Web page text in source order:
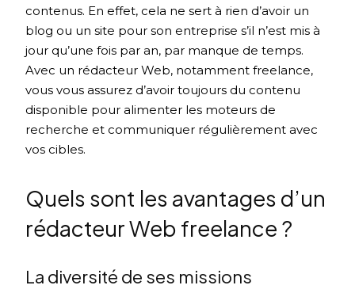
contenus. En effet, cela ne sert à rien d’avoir un
blog ou un site pour son entreprise s’il n’est mis à
jour qu’une fois par an, par manque de temps.
Avec un rédacteur Web, notamment freelance,
vous vous assurez d’avoir toujours du contenu
disponible pour alimenter les moteurs de
recherche et communiquer régulièrement avec
vos cibles.
Quels sont les avantages d’un
rédacteur Web freelance ?
La diversité de ses missions